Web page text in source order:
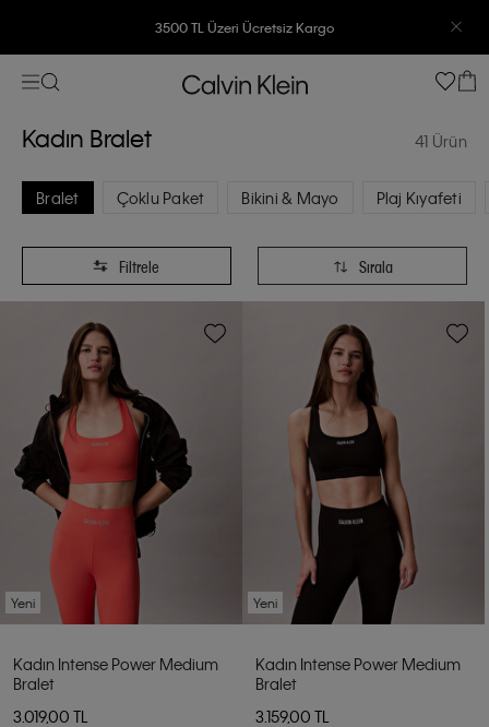
7500 TL Ve Üzeri Alışverişlerinizde 6 Taksit İmkanı
Kadın Bralet 41 Ürün
Çoklu Paket Bikini & Mayo Plaj Kıyafeti
Bralet
Filtrele Sırala
Yeni
Kadın Intense Power Medium
Bralet
3.019,00 TL
Yeni
Kadın Intense Power Medium
Bralet
3.159,00 TL